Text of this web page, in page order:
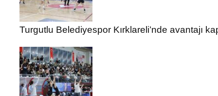
Turgutlu Belediyespor Kırklareli’nde avantajı